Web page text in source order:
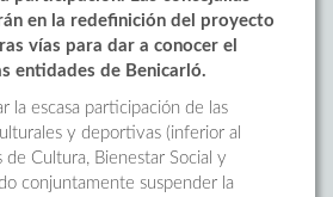
en la redefinición del proyecto
vías para dar a conocer el
entidades de Benicarló.
la escasa participación de las
y deportivas (inferior al
de Cultura, Bienestar Social y
conjuntamente suspender la